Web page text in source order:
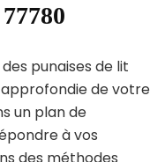
punaises de lit
de votre
un plan de
à vos
des méthodes